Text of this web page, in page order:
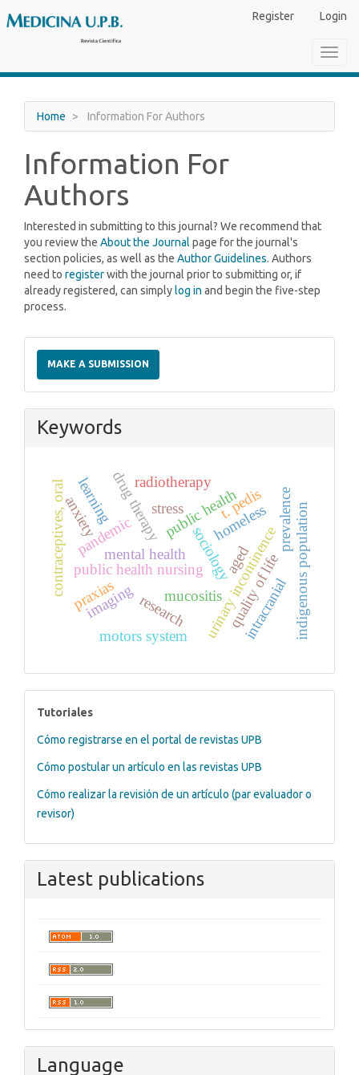
Navigation
Sidebar
Register Login
Home Information For Authors
Information For
Authors
Interested in submitting to this journal? We recommend that
you review the About the Journal page for the journal's
section policies, as well as the Author Guidelines. Authors
need to registerwith the journal prior to submitting or, if
already registered, can simplylog in and begin the five-step
process.
a
Submission
MAKE A SUBMISSION
Keywords
public health nursingsociology
homeless
urinary incontinence
prevalence
aged
quality of lifeindigenous population
mental health
public health
mucositis
drug therapy
radiotherapy
intracranial
contraceptives, oral
imaging
pandemic
anxiety stress
research
t. pedis
motors system
praxias
learning
tutoriales
Tutoriales
Cómo registrarse en el portal de revistas UPB
Cómo postular un artículo en las revistas UPB
Cómo realizar la revisión de un artículo (par evaluador o
revisor)
Latest publications
Language